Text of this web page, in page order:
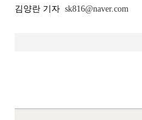
김양란 기자 sk816@naver.com